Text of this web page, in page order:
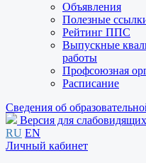
Объявления
Полезные
Рейтинг ППС
Выпускные
работы
Профсоюзная
Расписание
Сведения об
Версия для слабовидящих
RU EN
Личный кабинет